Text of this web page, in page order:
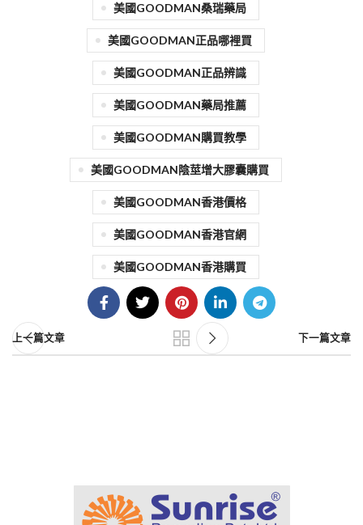
美國GOODMAN桑瑞藥局
美國GOODMAN正品哪裡買
美國GOODMAN正品辨識
美國GOODMAN藥局推薦
美國GOODMAN購買教學
美國GOODMAN陰莖增大膠囊購買
美國GOODMAN香港價格
美國GOODMAN香港官網
美國GOODMAN香港購買
上一篇文章 下一篇文章